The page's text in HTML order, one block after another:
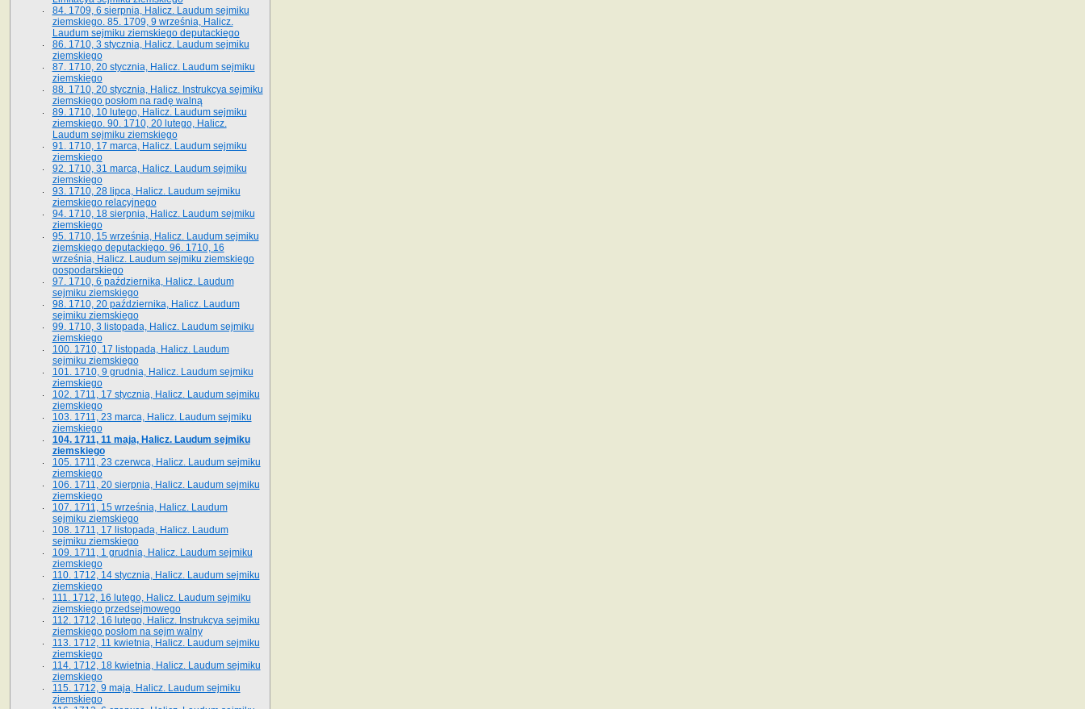
84. 1709, 6 sierpnia, Halicz. Laudum sejmiku
ziemskiego. 85. 1709, 9 września, Halicz.
Laudum sejmiku ziemskiego deputackiego
86. 1710, 3 stycznia, Halicz. Laudum sejmiku
ziemskiego
87. 1710, 20 stycznia, Halicz. Laudum sejmiku
ziemskiego
88. 1710, 20 stycznia, Halicz. Instrukcya sejmiku
ziemskiego posłom na radę walną
89. 1710, 10 lutego, Halicz. Laudum sejmiku
ziemskiego. 90. 1710, 20 lutego, Halicz.
Laudum sejmiku ziemskiego
91. 1710, 17 marca, Halicz. Laudum sejmiku
ziemskiego
92. 1710, 31 marca, Halicz. Laudum sejmiku
ziemskiego
93. 1710, 28 lipca, Halicz. Laudum sejmiku
ziemskiego relacyjnego
94. 1710, 18 sierpnia, Halicz. Laudum sejmiku
ziemskiego
95. 1710, 15 września, Halicz. Laudum sejmiku
ziemskiego deputackiego. 96. 1710, 16
września, Halicz. Laudum sejmiku ziemskiego
gospodarskiego
97. 1710, 6 października, Halicz. Laudum
sejmiku ziemskiego
98. 1710, 20 października, Halicz. Laudum
sejmiku ziemskiego
99. 1710, 3 listopada, Halicz. Laudum sejmiku
ziemskiego
100. 1710, 17 listopada, Halicz. Laudum
sejmiku ziemskiego
101. 1710, 9 grudnia, Halicz. Laudum sejmiku
ziemskiego
102. 1711, 17 stycznia, Halicz. Laudum sejmiku
ziemskiego
103. 1711, 23 marca, Halicz. Laudum sejmiku
ziemskiego
104. 1711, 11 maja, Halicz. Laudum sejmiku
ziemskiego
105. 1711, 23 czerwca, Halicz. Laudum sejmiku
ziemskiego
106. 1711, 20 sierpnia, Halicz. Laudum sejmiku
ziemskiego
107. 1711, 15 września, Halicz. Laudum
sejmiku ziemskiego
108. 1711, 17 listopada, Halicz. Laudum
sejmiku ziemskiego
109. 1711, 1 grudnia, Halicz. Laudum sejmiku
ziemskiego
110. 1712, 14 stycznia, Halicz. Laudum sejmiku
ziemskiego
111. 1712, 16 lutego, Halicz. Laudum sejmiku
ziemskiego przedsejmowego
112. 1712, 16 lutego, Halicz. Instrukcya sejmiku
ziemskiego posłom na sejm walny
113. 1712, 11 kwietnia, Halicz. Laudum sejmiku
ziemskiego
114. 1712, 18 kwietnia, Halicz. Laudum sejmiku
ziemskiego
115. 1712, 9 maja, Halicz. Laudum sejmiku
ziemskiego